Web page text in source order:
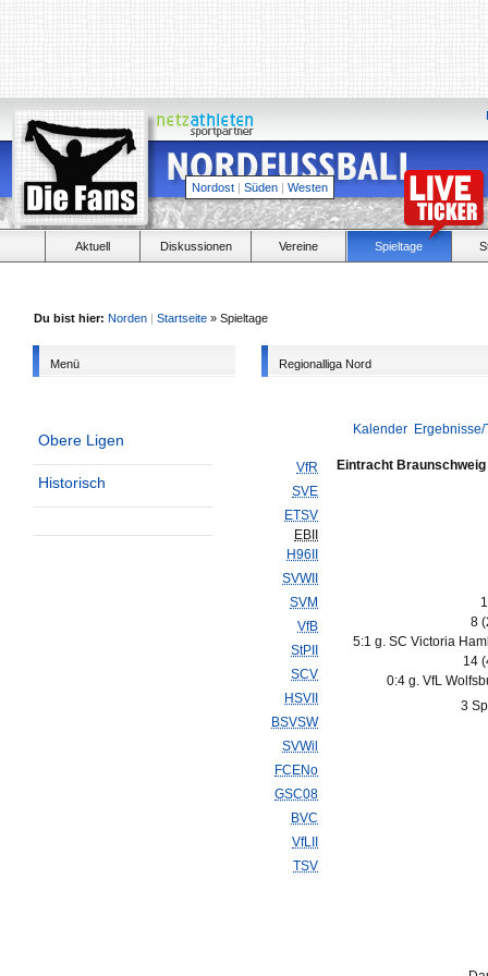
Nordost | Süden | Westen
Aktuell Diskussionen Vereine Spieltage
Du bist hier: Norden | Startseite » Spieltage
Menü
Obere Ligen
Historisch
Regionalliga Nord
Kalender
VfR
SVE
ETSV
EBII
H96II
SVWII
SVM
VfB
StPII
SCV
HSVII
BSVSW
SVWil
FCENo
GSC08
BVC
VfLII
TSV
Eintracht Braunschweig
8
5:1 g. SC Victoria
14
0:4 g. VfL
3